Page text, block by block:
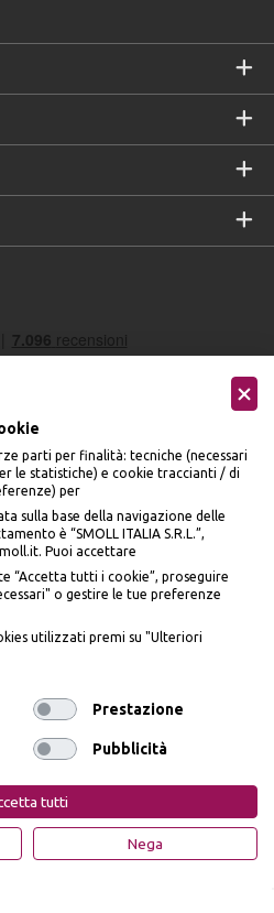
s.r.l. con sede legale in via
- 57121 Livorno (LI) - P.IVA
Cookie Policy
parti per finalità: tecniche (necessari
le statistiche) e cookie traccianti / di
per
sulla base della navigazione delle
è “SMOLL ITALIA S.R.L.”,
Puoi accettare
“Accetta tutti i cookie”, proseguire
o gestire le tue preferenze
utilizzati premi su "Ulteriori
Prestazione
Pubblicità
tutti
Nega
ricevere email